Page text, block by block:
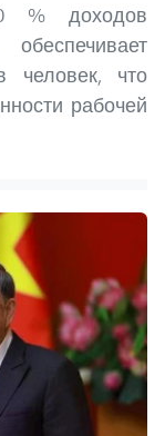
% доходов
человек, что
рабочей